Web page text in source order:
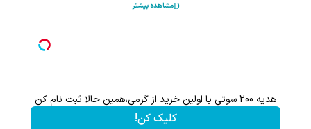
مشاهده بیشتر
هدیه 200 سوتی با اولین خرید از گرمی،همین حالا ثبت نام کن
کلیک کن!